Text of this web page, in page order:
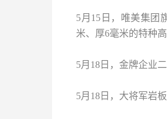
5月15日，唯美集团
米、厚6毫米的特种
5月18日，金牌企业
5月18日，大将军岩